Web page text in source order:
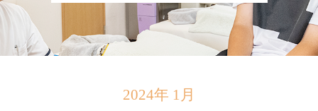
2024年 1月
当院について
求人情報